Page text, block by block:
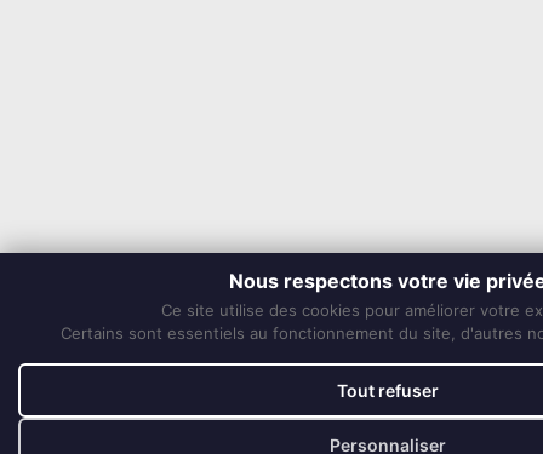
Nous respectons votre vie
Ce site utilise des cookies pour améliorer votre
Certains sont essentiels au fonctionnement du site, d'autres
Tout refuser
Personnaliser